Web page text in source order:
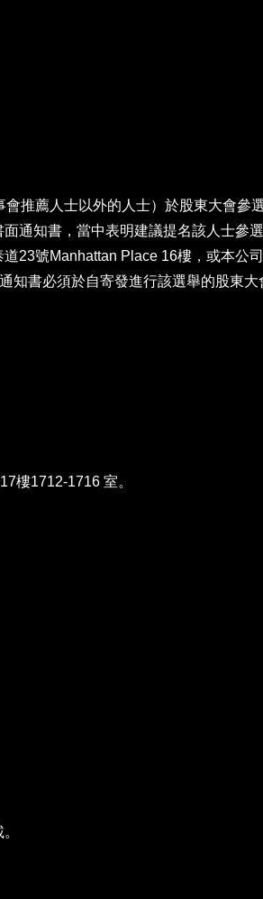
推薦人士以外的人士）於股東大會參
通知書，當中表明建議提名該人士參
23號Manhattan Place 16樓，或本公
書必須於自寄發進行該選舉的股東
樓1712-1716 室。